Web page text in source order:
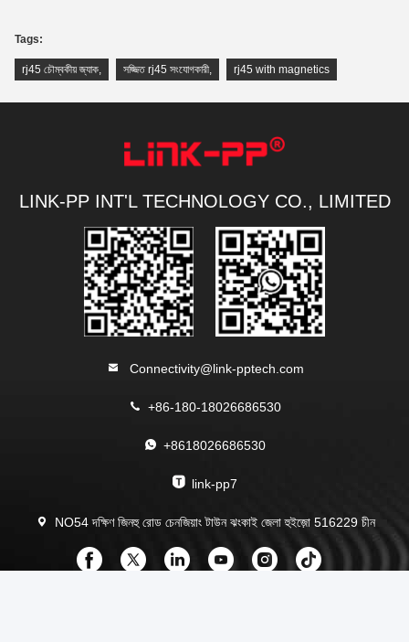
Tags:
rj45 চৌম্বকীয় জ্যাক, সজ্জিত rj45 সংযোগকারী, rj45 with magnetics
LINK-PP INT'L TECHNOLOGY CO., LIMITED
Connectivity@link-pptech.com
+86-180-18026686530
+8618026686530
link-pp7
NO54 দক্ষিণ জিনহু রোড চেনজিয়াং টাউন ঝংকাই জেলা হুইজ়ো 516229 চীন